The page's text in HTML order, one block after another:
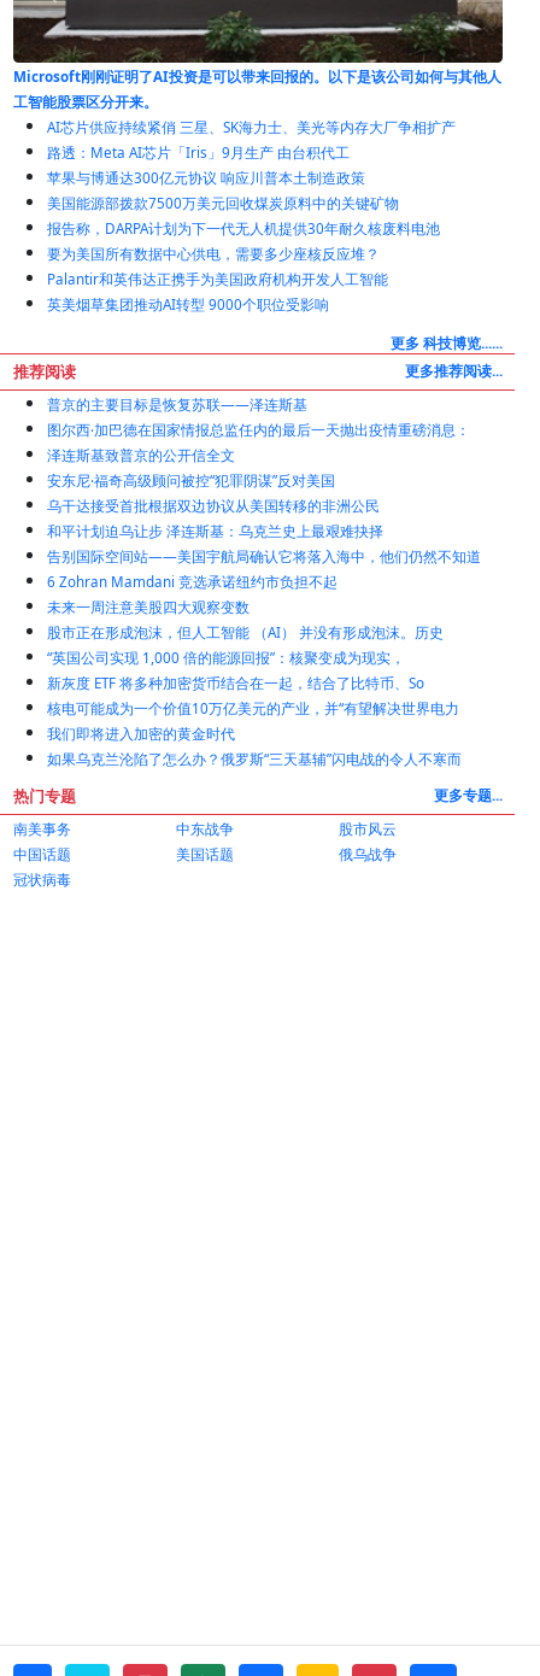
何与其他人 全球煤炭消费创下纪录，尽管煤炭发电正在减少
AI芯片供应持续紧俏 三星、SK海力士、美光等内存大厂争相扩产
路透：Meta AI芯片「Iris」9月生产 由台积代工
苹果与博通达300亿元协议 响应川普本土制造政策
美国能源部拨款7500万美元回收煤炭原料中的关键矿物
报告称，DARPA计划为下一代无人机提供30年耐久核废料电池
Palantir和英伟达正携手为美国政府机构开发人工智能
英美烟草集团推动AI转型 9000个职位受影响
更多 科技博览......
推荐阅读
普京的主要目标是恢复苏联——泽连斯基
图尔西·加巴德在国家情报总监任内的最后一天抛出疫情重磅消息：
泽连斯基致普京的公开信全文
安东尼·福奇高级顾问被控“犯罪阴谋”反对美国
乌干达接受首批根据双边协议从美国转移的非洲公民
和平计划迫乌让步 泽连斯基：乌克兰史上最艰难抉择
告别国际空间站——美国宇航局确认它将落入海中，他们仍然不知道
6 Zohran Mamdani 竞选承诺纽约市负担不起
未来一周注意美股四大观察变数
股市正在形成泡沫，但人工智能 （AI） 并没有形成泡沫。历史
“英国公司实现 1,000 倍的能源回报”：核聚变成为现实，
新灰度 ETF 将多种加密货币结合在一起，结合了比特币、So
核电可能成为一个价值10万亿美元的产业，并“有望解决世界电力
我们即将进入加密的黄金时代
如果乌克兰沦陷了怎么办？俄罗斯“三天基辅”闪电战的令人不寒而
热门专题